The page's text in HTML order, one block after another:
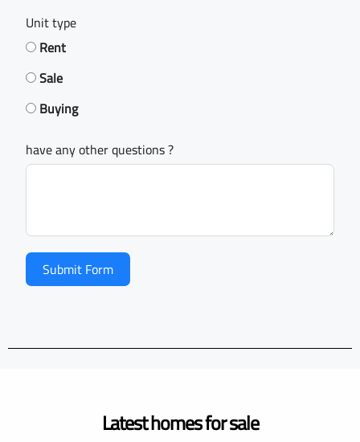
Unit type
Rent
Sale
Buying
have any other questions ?
Submit Form
Latest homes for sale